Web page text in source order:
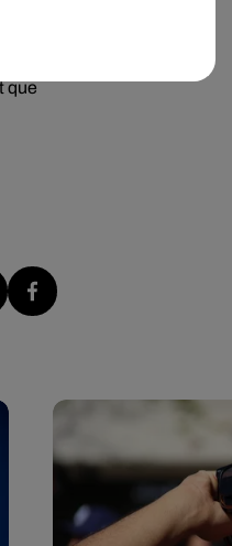
du
que